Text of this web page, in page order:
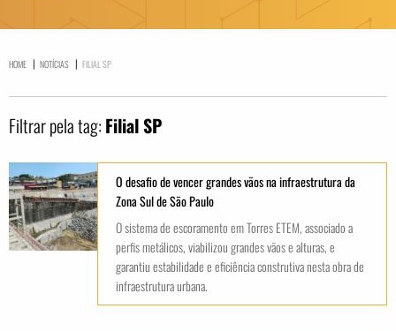
HOME | NOTÍCIAS | FILIAL SP
Filtrar pela tag: Filial SP
O desafio de vencer grandes vãos na infraestrutura da
Zona Sul de São Paulo
O sistema de escoramento em Torres ETEM, associado a
perfis metálicos, viabilizou grandes vãos e alturas, e
garantiu estabilidade e eficiência construtiva nesta obra de
infraestrutura urbana.